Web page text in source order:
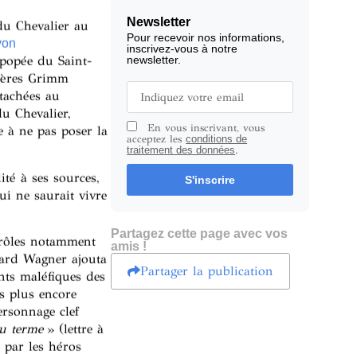
Chevalier au
du Saint-
Grimm
au
Chevalier,
ne pas poser la
à ses sources,
ne saurait vivre
notamment
Wagner ajouta
maléfiques des
plus encore
clef
terme» (lettre à
les héros
Newsletter
Pour recevoir nos informations,
inscrivez-vous à notre
newsletter.
En vous inscrivant, vous
acceptez lesconditions de
traitement des données.
S'inscrire
Partagez cette page avec vos
amis !
Partager la publication